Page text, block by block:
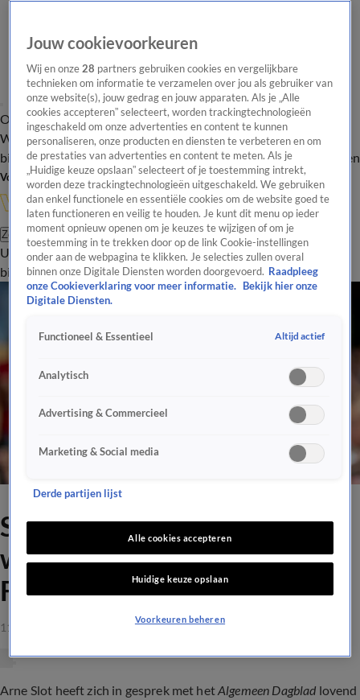
Overzicht Onze programma's Uitzendingen Onze gezichten
In de
WandelgangenInterviewsUitzending
bijwonenPodcastShopVeelgestelde vragenKijkersvraag insturen
Volg Vandaag Inside
Zoeken
UitzendingenVandaag InsideDe OranjezomerShopUitzending
bijwonen
Slot dankbaar: ‘Zonder hem
was ik geen trainer van
Feyenoord geweest’
11 mei 2023, 10:00
Arne Slot heeft zich in gesprek met hetAlgemeen Dagblad lovend
Jouw cookievoorkeuren
Wij en onze28 partners gebruiken cookies en vergelijkbare
technieken om informatie te verzamelen over jou als gebruiker van
onze website(s), jouw gedrag en jouw apparaten. Als je „Alle
cookies accepteren” selecteert, worden trackingtechnologieën
ingeschakeld om onze advertenties en content te kunnen
personaliseren, onze producten en diensten te verbeteren en om
de prestaties van advertenties en content te meten. Als je
„Huidige keuze opslaan” selecteert of je toestemming intrekt,
worden deze trackingtechnologieën uitgeschakeld. We gebruiken
dan enkel functionele en essentiële cookies om de website goed te
laten functioneren en veilig te houden. Je kunt dit menu op ieder
moment opnieuw openen om je keuzes te wijzigen of om je
toestemming in te trekken door op de link Cookie-instellingen
onder aan de webpagina te klikken. Je selecties zullen overal
binnen onze Digitale Diensten worden doorgevoerd. Raadpleeg
onze Cookieverklaring voor meer informatie.
Bekijk hier onze
Digitale Diensten.
Functioneel & Essentieel Altijd actief
Analytisch
Advertising & Commercieel
Marketing & Social media
Derde partijen lijst
Alle cookies accepteren
Huidige keuze opslaan
Voorkeuren beheren